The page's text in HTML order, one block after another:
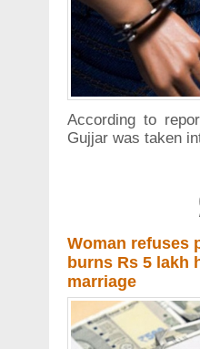
According to
Gujjar was taken
Woman refuses
burns Rs 5 lakh
marriage